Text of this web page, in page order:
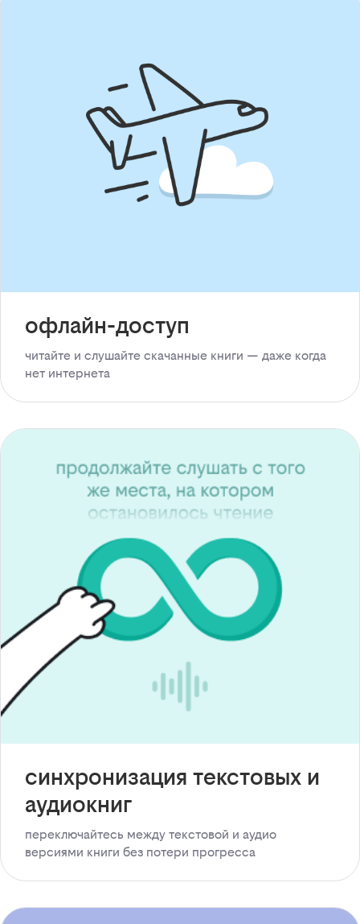
офлайн-доступ
читайте и слушайте скачанные книги — даже когда
нет интернета
синхронизация текстовых и
аудиокниг
переключайтесь между текстовой и аудио
версиями книги без потери прогресса